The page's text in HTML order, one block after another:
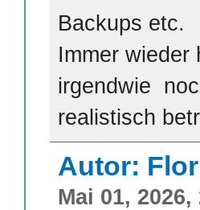
Backups etc.
Immer wieder
irgendwie
realistisch
Autor:
Mai 01, 2026,